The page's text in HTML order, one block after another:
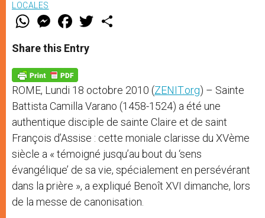
LOCALES
W
t
s
p
p
M
e
s
e
g
e
r
F
a
e
b
o
k
w
Share this Entry
ROME, Lundi 18 octobre 2010 (ZENIT.org) – Sainte
Battista Camilla Varano (1458-1524) a été une
authentique disciple de sainte Claire et de saint
François d’Assise : cette moniale clarisse du XVème
siècle a « témoigné jusqu’au bout du ‘sens
évangélique’ de sa vie, spécialement en persévérant
dans la prière », a expliqué Benoît XVI dimanche, lors
de la messe de canonisation.